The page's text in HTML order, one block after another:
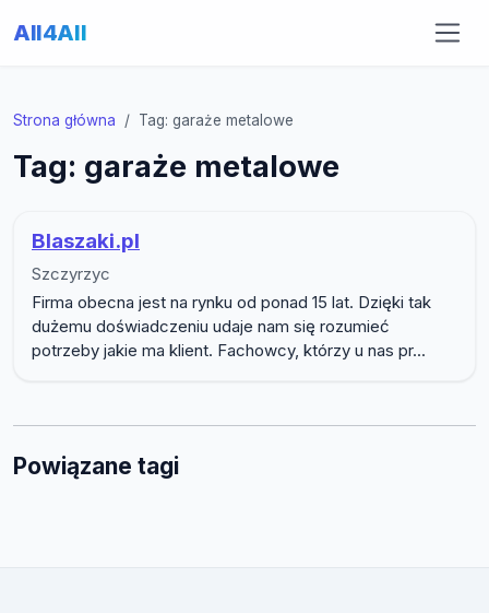
All4All
Strona główna Tag: garaże metalowe
Tag: garaże metalowe
Blaszaki.pl
Szczyrzyc
Firma obecna jest na rynku od ponad 15 lat. Dzięki tak
dużemu doświadczeniu udaje nam się rozumieć
potrzeby jakie ma klient. Fachowcy, którzy u nas pr...
Powiązane tagi